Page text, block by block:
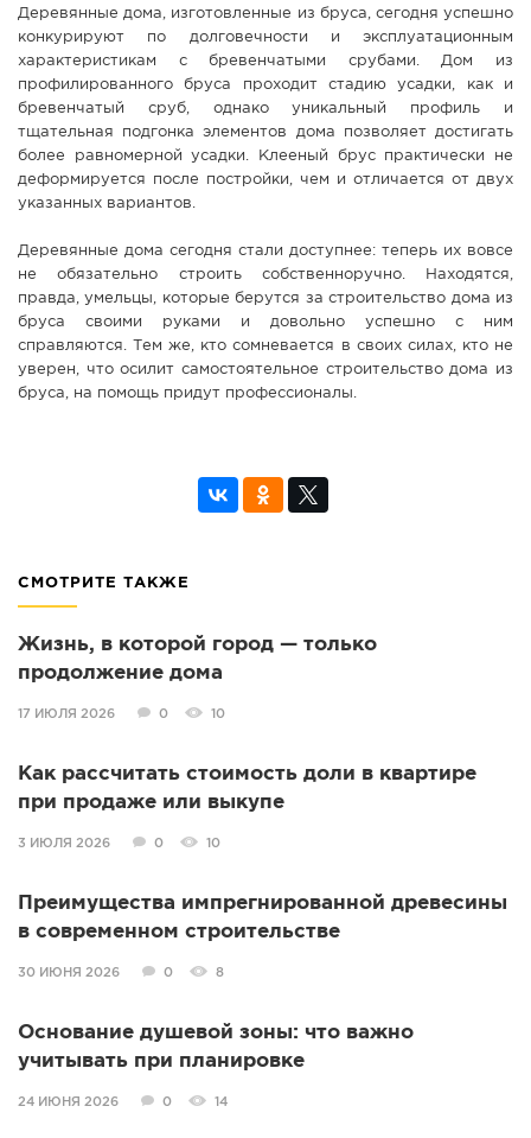
Деревянные дома, изготовленные из бруса, сегодня успешно
конкурируют по долговечности и эксплуатационным
характеристикам с бревенчатыми срубами. Дом из
профилированного бруса проходит стадию усадки, как и
бревенчатый сруб, однако уникальный профиль и
тщательная подгонка элементов дома позволяет достигать
более равномерной усадки. Клееный брус практически не
деформируется после постройки, чем и отличается от двух
указанных вариантов.
Деревянные дома сегодня стали доступнее: теперь их вовсе
не обязательно строить собственноручно. Находятся,
правда, умельцы, которые берутся за строительство дома из
бруса своими руками и довольно успешно с ним
справляются. Тем же, кто сомневается в своих силах, кто не
уверен, что осилит самостоятельное строительство дома из
бруса, на помощь придут профессионалы.
СМОТРИТЕ ТАКЖЕ
Жизнь, в которой город — только
продолжение дома
17 ИЮЛЯ 2026 0 10
Как рассчитать стоимость доли в квартире
при продаже или выкупе
3 ИЮЛЯ 2026 0 10
Преимущества импрегнированной древесины
в современном строительстве
30 ИЮНЯ 2026 0 8
Основание душевой зоны: что важно
учитывать при планировке
24 ИЮНЯ 2026 0 14